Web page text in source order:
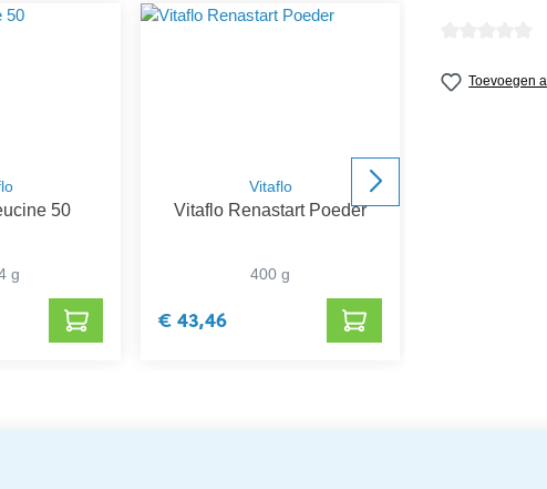
50
g
Vitaflo
Vitaflo Renastart Poeder
400 g
€ 43,46
Toevoegen